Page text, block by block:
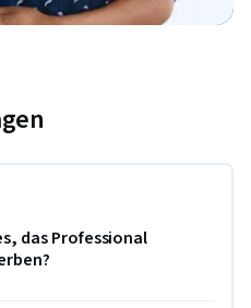
das Professional